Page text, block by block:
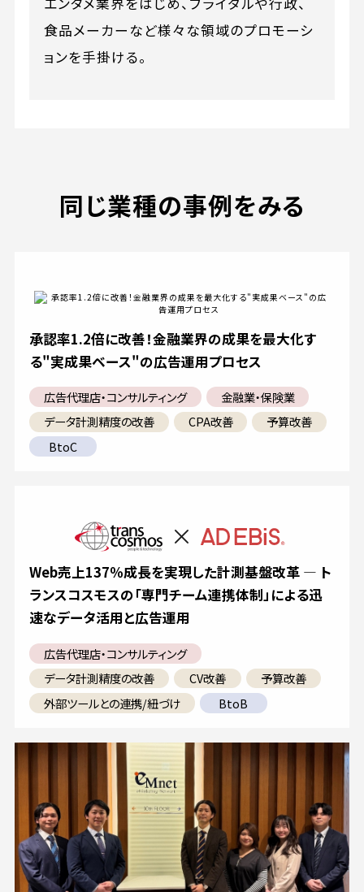
食品メーカーなど様々な領域のプロモーシ
ョンを手掛ける。
同じ業種の事例をみる
承認率1.2倍に改善！金融業界の成果を最大化す
る"実成果ベース"の広告運用プロセス
広告代理店・コンサルティング
金融業・保険業
データ計測精度の改善
CPA改善
予算改善
BtoC
Web売上137％成長を実現した計測基盤改革 ― ト
ランスコスモスの「専門チーム連携体制」による迅
速なデータ活用と広告運用
広告代理店・コンサルティング
データ計測精度の改善
CV改善
予算改善
外部ツールとの連携/紐づけ
BtoB